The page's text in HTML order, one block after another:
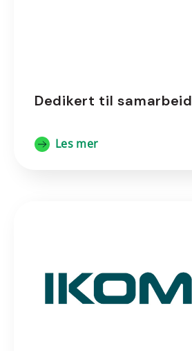
Dedikert til samarbeid
Les mer